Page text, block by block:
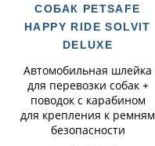
СОБАК PETSAFE
HAPPY RIDE SOLVIT
DELUXE
Автомобильная шлейка
для перевозки собак +
поводок с карабином
для крепления к ремням
безопасности